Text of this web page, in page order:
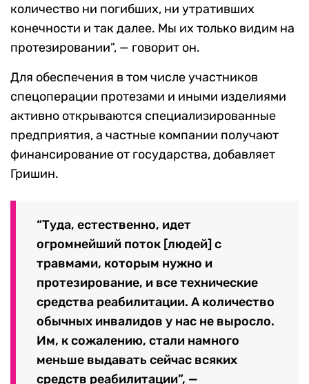
количество ни погибших, ни утративших
конечности и так далее. Мы их только видим на
протезировании”, — говорит он.
Для обеспечения в том числе участников
спецоперации протезами и иными изделиями
активно открываются специализированные
предприятия, а частные компании получают
финансирование от государства, добавляет
Гришин.
“Туда, естественно, идет
огромнейший поток [людей] с
травмами, которым нужно и
протезирование, и все технические
средства реабилитации. А количество
обычных инвалидов у нас не выросло.
Им, к сожалению, стали намного
меньше выдавать сейчас всяких
средств реабилитации”, —